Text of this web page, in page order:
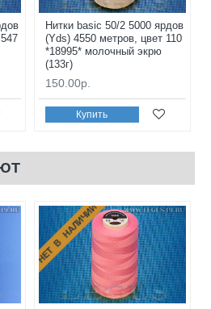
Нитки basic 50/2 5000 ярдов
(Yds) 4550 метров, цвет 110
*18995* молочный экрю
(133г)
150.00р.
Купить
НЕТ В НАЛИЧИИ